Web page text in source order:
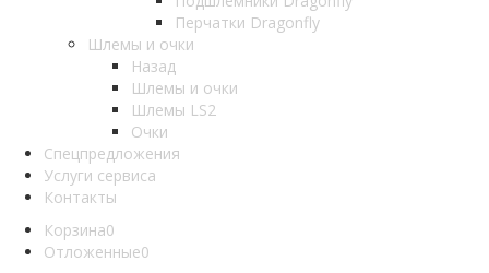
Перчатки Dragonfly
Шлемы и очки
Назад
Шлемы и очки
Шлемы LS2
Очки
Спецпредложения
Услуги сервиса
Контакты
Корзина0
Отложенные0